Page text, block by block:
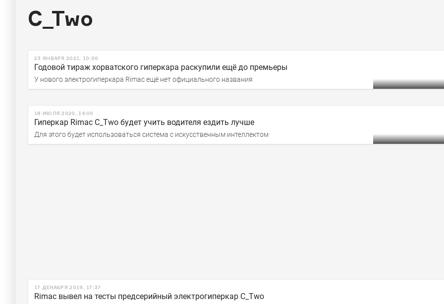
C_Two
На треке в Германии гиперкар разогнался до 412 километров в час
23 ЯНВАРЯ 2021, 10:00
Годовой тираж хорватского гиперкара раскупили ещё до премьеры
У нового электрогиперкара Rimac ещё нет официального названия
18 ИЮЛЯ 2020, 14:00
Гиперкар Rimac C_Two будет учить водителя ездить лучше
Для этого будет использоваться система с искусственным интеллектом
17 ДЕКАБРЯ 2019, 17:37
Rimac вывел на тесты предсерийный электрогиперкар C_Two